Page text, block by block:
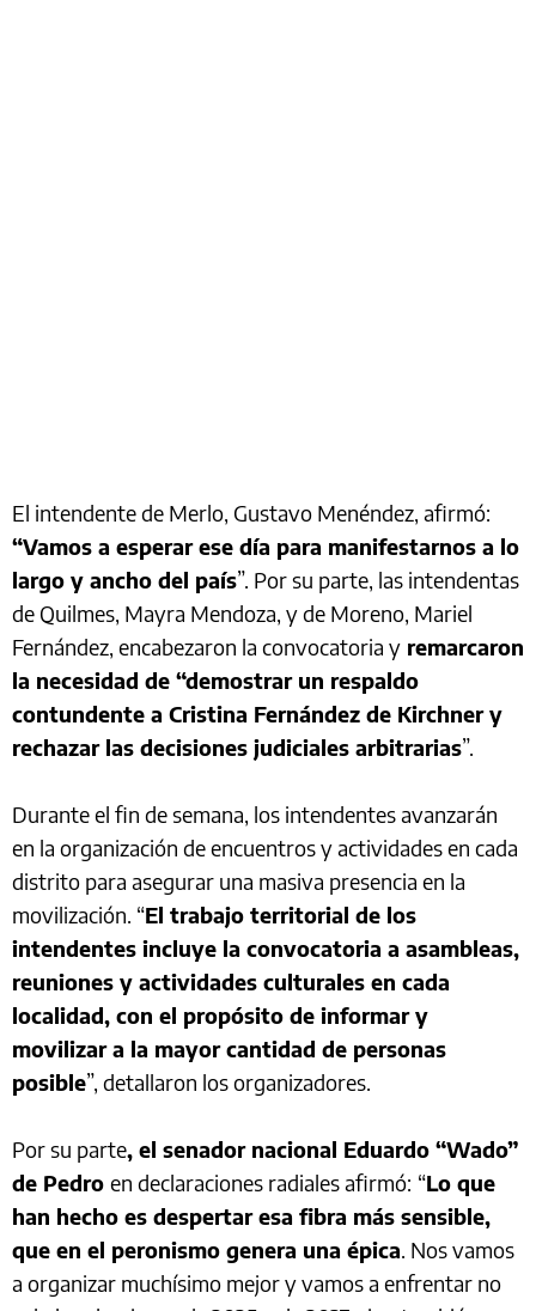
El intendente de Merlo, Gustavo Menéndez, afirmó:
“Vamos a esperar ese día para manifestarnos a lo
largo y ancho del país”. Por su parte, las intendentas
de Quilmes, Mayra Mendoza, y de Moreno, Mariel
Fernández, encabezaron la convocatoria y remarcaron
la necesidad de “demostrar un respaldo
contundente a Cristina Fernández de Kirchner y
rechazar las decisiones judiciales arbitrarias”.
Durante el fin de semana, los intendentes avanzarán
en la organización de encuentros y actividades en cada
distrito para asegurar una masiva presencia en la
movilización. “El trabajo territorial de los
intendentes incluye la convocatoria a asambleas,
reuniones y actividades culturales en cada
localidad, con el propósito de informar y
movilizar a la mayor cantidad de personas
posible”, detallaron los organizadores.
Por su parte, el senador nacional Eduardo “Wado”
de Pedro en declaraciones radiales afirmó: “Lo que
han hecho es despertar esa fibra más sensible,
que en el peronismo genera una épica. Nos vamos
a organizar muchísimo mejor y vamos a enfrentar no